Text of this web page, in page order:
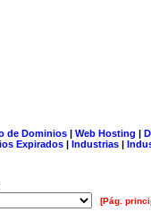
de Dominios| Web Hosting |
Expirados | Industrias |
[Pág.